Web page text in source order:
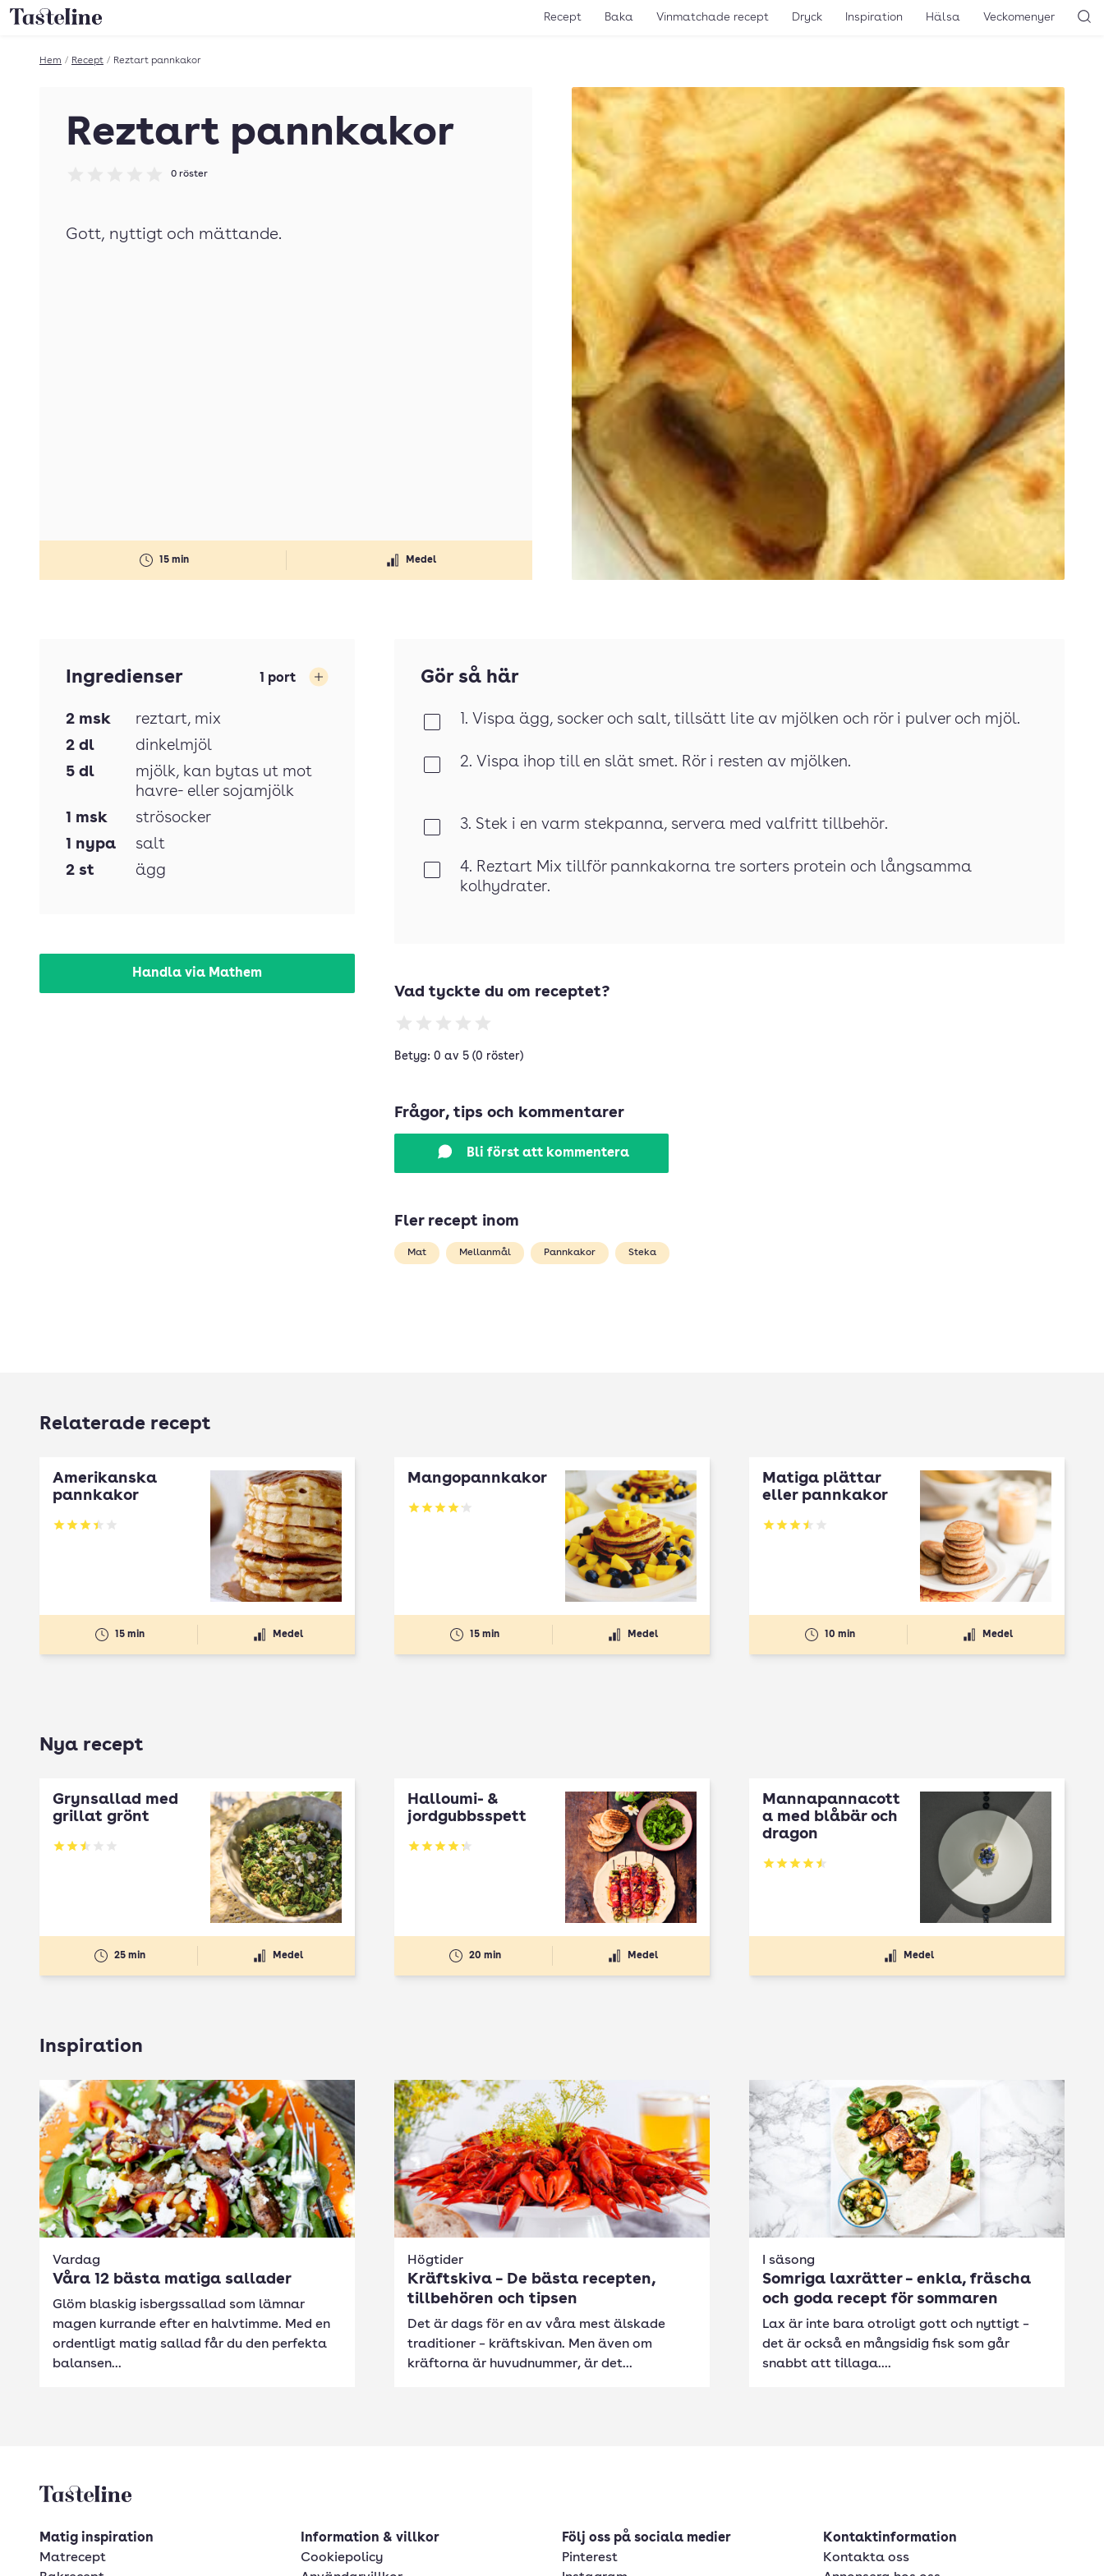
Till Tastelines startsida Recept Baka Vinmatchade recept Dryck Inspiration Hälsa Veckomenyer
Hem / Recept / Reztart pannkakor
Reztart pannkakor
0 röster
15 min Medel
Gott, nyttigt och mättande.
Ingredienser 1 port
2 msk reztart, mix
2 dl
dinkelmjöl
5 dl mjölk, kan bytas ut mot
havre- eller sojamjölk
1 msk
strösocker
1 nypa
salt
2 st ägg
Handla via Mathem
Gör så här
1. Vispa ägg, socker och salt, tillsätt lite av mjölken och rör i pulver och mjöl.
2. Vispa ihop till en slät smet. Rör i resten av mjölken.
3. Stek i en varm stekpanna, servera med valfritt tillbehör.
4. Reztart Mix tillför pannkakorna tre sorters protein och långsamma
kolhydrater.
Vad tyckte du om receptet?
Betyg: 0 av 5 (0 röster)
Frågor, tips och kommentarer
Bli först att kommentera
Fler recept inom
Mat Mellanmål Pannkakor Steka
Relaterade recept
Amerikanska
pannkakor
Betyg: 3.42 av 5
15 min Medel
Mangopannkakor
Betyg: 4.16 av 5
15 min Medel
Matiga plättar
eller pannkakor
Betyg: 3.51 av 5
10 min Medel
Nya recept
Grynsallad med
grillat grönt
Betyg: 2.5 av 5
25 min Medel
Halloumi- &
jordgubbsspett
Betyg: 4.3 av 5
20 min Medel
Mannapannacott
a med blåbär och
dragon
Betyg: 4.5 av 5
Medel
Inspiration
Vardag
Våra 12 bästa matiga sallader
Glöm blaskig isbergssallad som lämnar
magen kurrande efter en halvtimme. Med en
ordentligt matig sallad får du den perfekta
balansen...
Högtider
Kräftskiva – De bästa recepten,
tillbehören och tipsen
Det är dags för en av våra mest älskade
traditioner – kräftskivan. Men även om
kräftorna är huvudnummer, är det...
I säsong
Somriga laxrätter – enkla, fräscha
och goda recept för sommaren
Lax är inte bara otroligt gott och nyttigt –
det är också en mångsidig fisk som går
snabbt att tillaga....
Tasteline startsida
Matig inspiration
Matrecept
Information & villkor
Cookiepolicy
Följ oss på sociala medier
Pinterest
Kontaktinformation
Kontakta oss